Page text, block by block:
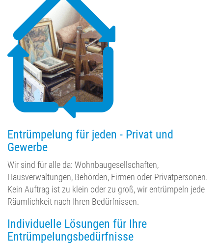
Entrümpelung für jeden - Privat und
Gewerbe
Wir sind für alle da: Wohnbaugesellschaften,
Hausverwaltungen, Behörden, Firmen oder Privatpersonen.
Kein Auftrag ist zu klein oder zu groß, wir entrümpeln jede
Räumlichkeit nach Ihren Bedürfnissen.
Individuelle Lösungen für Ihre
Entrümpelungsbedürfnisse